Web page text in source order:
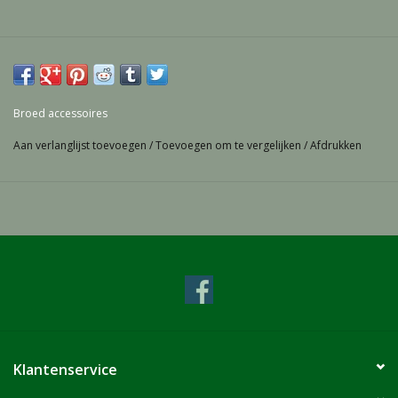
Broed accessoires
Aan verlanglijst toevoegen /Toevoegen om te vergelijken /Afdrukken
Klantenservice